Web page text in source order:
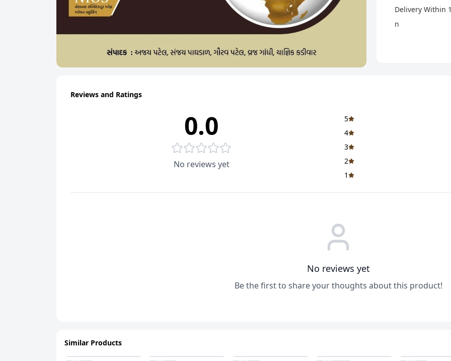
Delivery Within
n
nRefund Policy n
અથવા પુસ્તકની
કર્યાના વધુમાં વધૂ ૧૫
બીજું પુસ્તક મળે તો
Reviews and Ratings
0.0
No reviews yet
5
4
3
2
1
No reviews yet
Be the first to share your thoughts about this product!
Similar ProductsADD